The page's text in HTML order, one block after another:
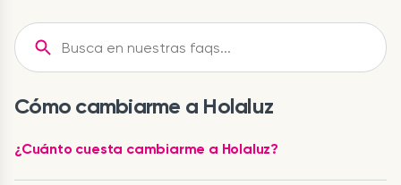
Cómo cambiarme a Holaluz
¿Cuánto cuesta cambiarme a Holaluz?